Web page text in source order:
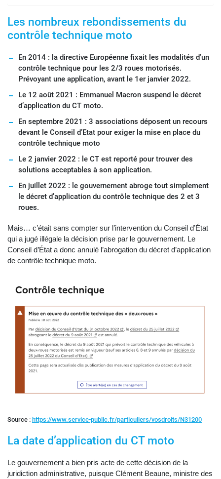
Les nombreux rebondissements du
contrôle technique moto
En 2014 : la directive Européenne fixait les modalités d’un
contrôle technique pour les 2/3 roues motorisés.
Prévoyant une application, avant le 1er janvier 2022.
Le 12 août 2021 : Emmanuel Macron suspend le décret
d’application du CT moto.
En septembre 2021 : 3 associations déposent un recours
devant le Conseil d’Etat pour exiger la mise en place du
contrôle technique moto
Le 2 janvier 2022 : le CT est reporté pour trouver des
solutions acceptables à son application.
En juillet 2022 : le gouvernement abroge tout simplement
le décret d’application du contrôle technique des 2 et 3
roues.
Mais… c’était sans compter sur l’intervention du Conseil d’État
qui a jugé illégale la décision prise par le gouvernement. Le
Conseil d’État a donc annulé l’abrogation du décret d’application
de contrôle technique moto.
Source : https://www.service-public.fr/particuliers/vosdroits/N31200
La date d’application du CT moto
Le gouvernement a bien pris acte de cette décision de la
juridiction administrative, puisque Clément Beaune, ministre des